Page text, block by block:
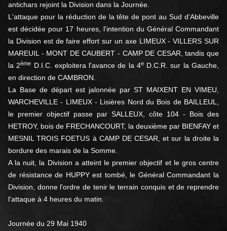
antichars rejoint la Division dans la Journée.
L'attaque pour la réduction de la tête de pont au Sud d'Abbeville
est décidée pour 17 heures, l'intention du Général Commandant
la Division est de faire effort sur un axe LIMEUX - VILLERS SUR
MAREUIL - MONT DE CAUBERT - CAMP DE CESAR, tandis que
la 2ème D.I.C. exploitera l'avance de la 4eD.C.R. sur la Gauche,
en direction de CAMBRON.
La Base de départ est jalonnée par ST MAIXENT EN VIMEU,
WARCHEVILLE - LIMEUX - Lisières Nord du Bois de BAILLEUL,
le premier objectif passe par SALLEUX, côte 104 - Bois des
HETROY, bois de FRECHANCOURT, la deuxième par BIENFAY et
MESNIL TROIS FOETUS à CAMP DE CESAR, et sur la droite la
bordure des marais de la Somme.
A la nuit, la Division a atteint le premier objectif et le gros centre
de résistance de HUPPY est tombé, le Général Commandant la
Division, donne l'ordre de tenir le terrain conquis et de reprendre
l'attaque à 4 heures du matin.
Journée du 29 Mai 1940